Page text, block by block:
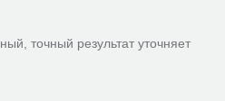
точный результат уточняет